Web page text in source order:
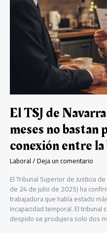
seguridad
obstaculizar
huelga
El TSJ de
meses no bastan
conexión entre
Laboral/Deja un comentario
El Tribunal Superior de Justicia
de 24 de julio de 2025) ha
trabajadora que había estado
incapacidad temporal. El
despido se produjera solo dos